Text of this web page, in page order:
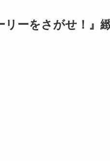
リーをさがせ！』